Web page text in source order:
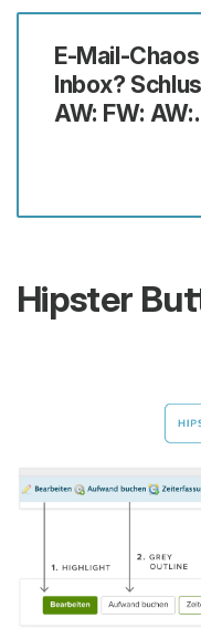
E-Mail-
Inbox?
AW: FW: AW:.
Hipster